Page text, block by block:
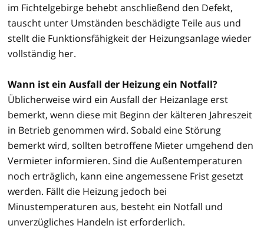
im Fichtelgebirge behebt anschließend den Defekt,
tauscht unter Umständen beschädigte Teile aus und
stellt die Funktionsfähigkeit der Heizungsanlage wieder
vollständig her.
Wann ist ein Ausfall der Heizung ein Notfall?
Üblicherweise wird ein Ausfall der Heizanlage erst
bemerkt, wenn diese mit Beginn der kälteren Jahreszeit
in Betrieb genommen wird. Sobald eine Störung
bemerkt wird, sollten betroffene Mieter umgehend den
Vermieter informieren. Sind die Außentemperaturen
noch erträglich, kann eine angemessene Frist gesetzt
werden. Fällt die Heizung jedoch bei
Minustemperaturen aus, besteht ein Notfall und
unverzügliches Handeln ist erforderlich.